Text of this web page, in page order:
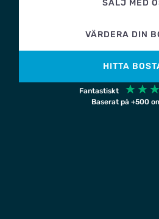
SÄLJ MED
VÄRDERA DIN
HITTA
Fantastiskt ☆☆☆
Baserat på +500